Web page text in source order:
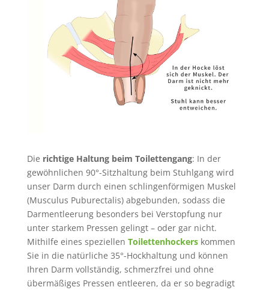
Die richtige Haltung beim Toilettengang: In der
gewöhnlichen 90°-Sitzhaltung beim Stuhlgang wird
unser Darm durch einen schlingenförmigen Muskel
(Musculus Puburectalis) abgebunden, sodass die
Darmentleerung besonders bei Verstopfung nur
unter starkem Pressen gelingt – oder gar nicht.
Mithilfe eines speziellen Toilettenhockers kommen
Sie in die natürliche 35°-Hockhaltung und können
Ihren Darm vollständig, schmerzfrei und ohne
übermäßiges Pressen entleeren, da er so begradigt